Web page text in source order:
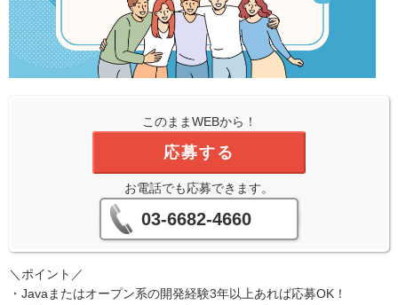
このままWEBから！
応募する
お電話でも応募できます。
03-6682-4660
＼ポイント／
・Javaまたはオープン系の開発経験3年以上あれば応募OK！